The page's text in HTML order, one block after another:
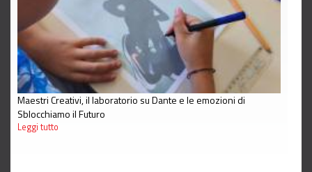
Maestri Creativi, il laboratorio su Dante e le emozioni di
Sblocchiamo il Futuro
Leggi tutto